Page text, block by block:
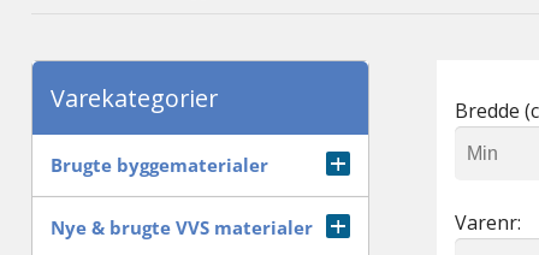
Bredde
Varenr:
Varekategorier
Brugte byggematerialer
Diverse
Nye & brugte VVS materialer